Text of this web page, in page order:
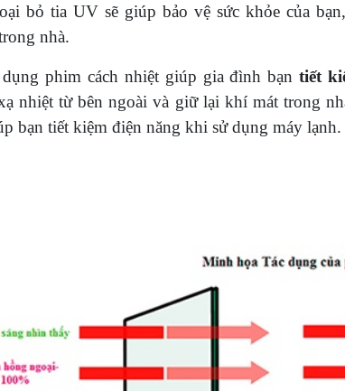
bỏ tia UV sẽ giúp bảo vệ sức khỏe của
nhà.
phim cách nhiệt giúp gia đình bạntiết
nhiệt từ bên ngoài và giữ lại khí mát trong
bạn tiết kiệm điện năng khi sử dụng máy lạnh.